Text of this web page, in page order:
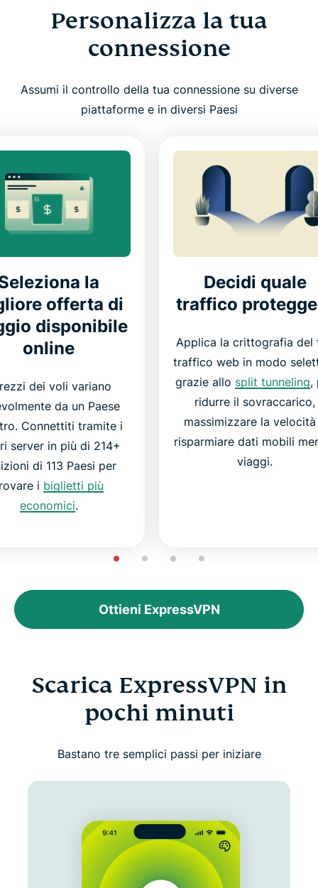
Personalizza la tua
connessione
Assumi il controllo della tua connessione su diverse
piattaforme e in diversi Paesi
la
offerta di
disponibile
online
dei voli variano
da un Paese
Connettiti tramite i
server in più di 214+
di 113 Paesi per
i biglietti più
economici.
Decidi quale
traffico
Applica la crittografia del
traffico web in modo
grazie allo split tunneling,
ridurre il sovraccarico,
massimizzare la
risparmiare dati mobili
viaggi.
Ottieni ExpressVPN
Scarica ExpressVPN in
pochi minuti
Bastano tre semplici passi per iniziare